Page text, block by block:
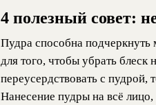
4 полезный совет:
Пудра способна
для того, чтобы убрать блеск
переусердствовать с пудрой,
Нанесение пудры на всё